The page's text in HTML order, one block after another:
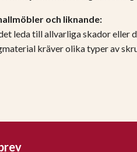
och liknande:
leda till allvarliga skador eller
kräver olika typer av